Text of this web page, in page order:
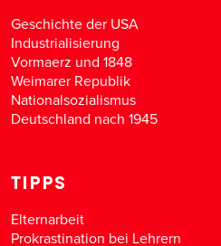
Geschichte der USA
Industrialisierung
Vormaerz und 1848
Weimarer Republik
Nationalsozialismus
Deutschland nach 1945
TIPPS
Elternarbeit
Prokrastination bei Lehrern